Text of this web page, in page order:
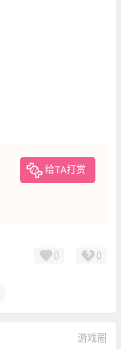
给TA打赏
0 0
游戏圈